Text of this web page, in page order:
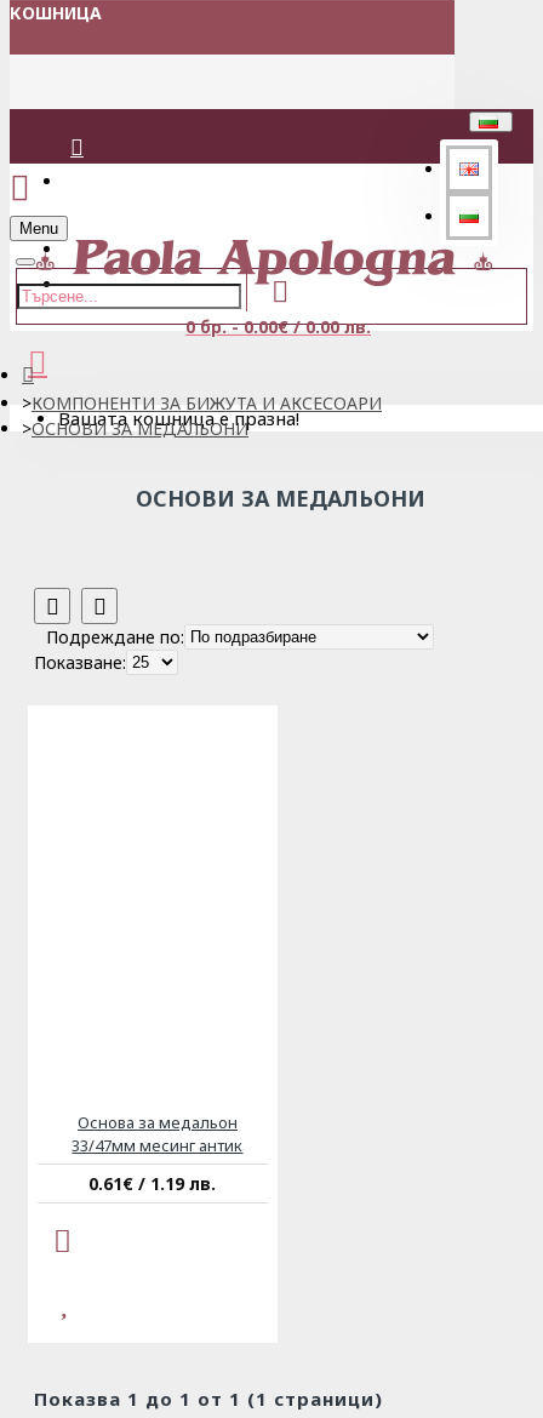
КОШНИЦА
Регистрация
Menu
0 бр. - 0.00€ / 0.00 лв.
Вашата кошница е празна!
КОМПОНЕНТИ ЗА БИЖУТА И АКСЕСОАРИ
ОСНОВИ ЗА МЕДАЛЬОНИ
ОСНОВИ ЗА МЕДАЛЬОНИ
Подреждане по:
Показване:
Основа за медальон
33/47мм месинг антик
0.61€ / 1.19 лв.
Показва 1 до 1 от 1 (1 страници)